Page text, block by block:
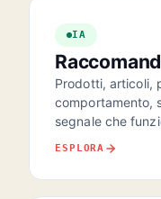
IA
Prodotti, articoli,
comportamento,
segnale che
ESPLORA